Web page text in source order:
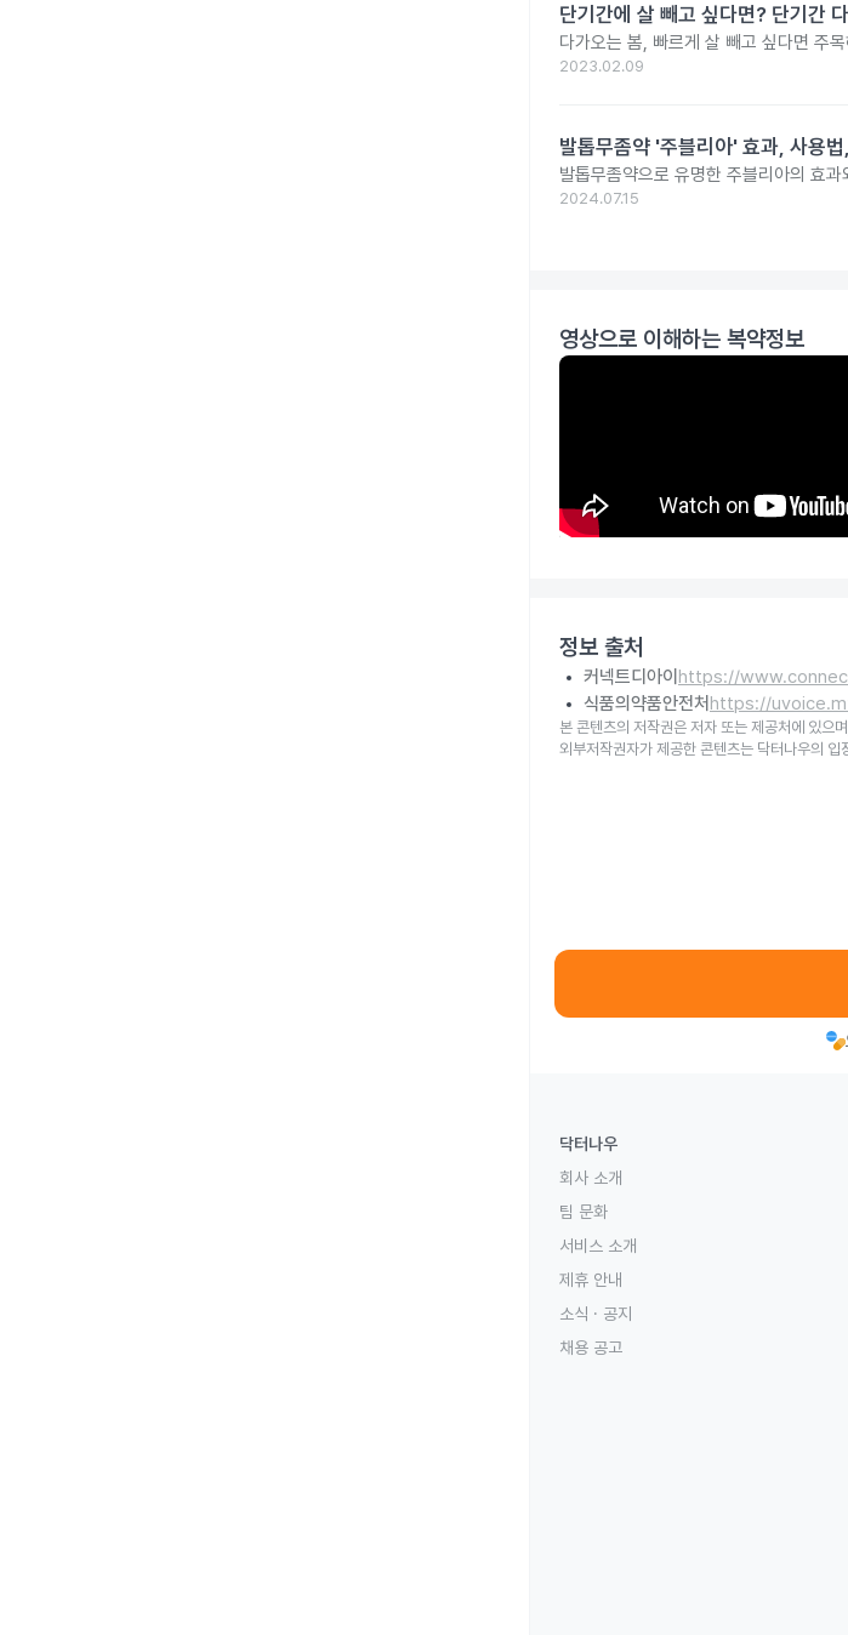
단기간에 살 빼고 싶다면? 단기간
다가오는 봄, 빠르게 살 빼고 싶다면 주
2023.02.09
발톱무좀약 '주블리아' 효과, 사용
발톱무좀약으로 유명한 주블리아의 효
2024.07.15
영상으로 이해하는 복약정보
정보 출처
커넥트디아이 https://
식품의약품안전처 https://
본 콘텐츠의 저작권은 저자 또는 제공처에 있으
외부저작권자가 제공한 콘텐츠는 닥터나우의 입
닥터나우
회사 소개
팀 문화
서비스 소개
제휴 안내
소식 · 공지
채용 공고